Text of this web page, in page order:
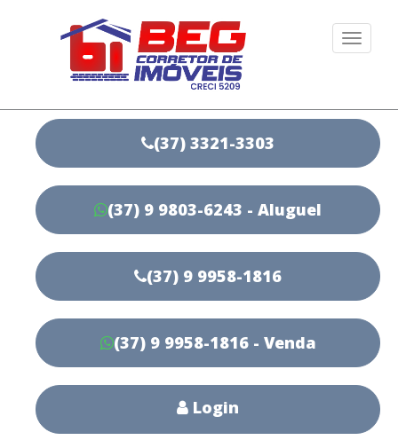
(37) 3321-3303
(37) 9 9803-6243 - Aluguel
(37) 9 9958-1816
(37) 9 9958-1816 - Venda
Login